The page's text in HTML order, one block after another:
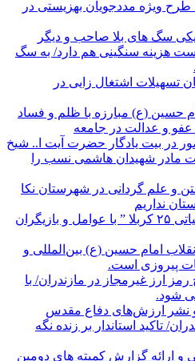
بهره برداری بیش از ۱۳۰ طرح ویژه مددجویان بهزیستی در
سگ های بلا صاحب و دیگر
هزینه سنگینی هم دارد/ به سگ
تومان تسهیلات اشتغال زایی در
حسین (ع) مبارزه با ظلم و فساد
و عدالت در جامعه
در بیت یادگار حضرت آیت ا.. شیخ
مادر شهیدان هاشمی نسب را
و علم گردانی در شهرستان نکا
نداریم
دیدار فرمانده لشکر عملیاتی ۲۵ کربلا ” با عوامل و بازیگران
امام حسین (ع) بین‌المللی و
پیروزی است.
رمز ارز غیرمجاز در مازندران/ با
شود.
و نشر ارزش‌های دفاع مقدس
تاکید استاندار بر زنده نگه
ارائه گزارش کمیته های دومین